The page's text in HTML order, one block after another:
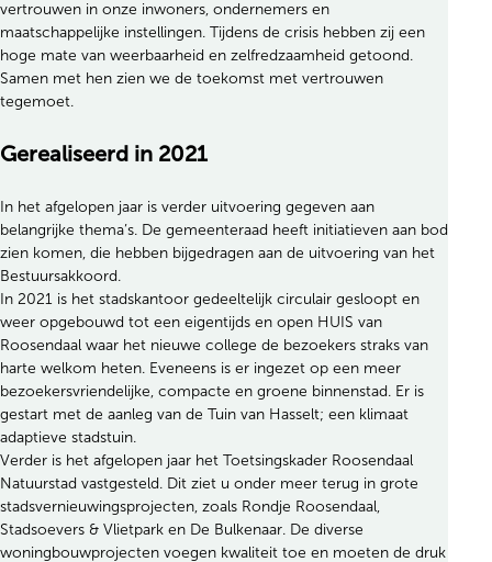
vertrouwen in onze inwoners, ondernemers en
maatschappelijke instellingen. Tijdens de crisis hebben zij een
hoge mate van weerbaarheid en zelfredzaamheid getoond.
Samen met hen zien we de toekomst met vertrouwen
tegemoet.
Gerealiseerd in 2021
In het afgelopen jaar is verder uitvoering gegeven aan
belangrijke thema’s. De gemeenteraad heeft initiatieven aan bod
zien komen, die hebben bijgedragen aan de uitvoering van het
Bestuursakkoord.
In 2021 is het stadskantoor gedeeltelijk circulair gesloopt en
weer opgebouwd tot een eigentijds en open HUIS van
Roosendaal waar het nieuwe college de bezoekers straks van
harte welkom heten. Eveneens is er ingezet op een meer
bezoekersvriendelijke, compacte en groene binnenstad. Er is
gestart met de aanleg van de Tuin van Hasselt; een klimaat
adaptieve stadstuin.
Verder is het afgelopen jaar het Toetsingskader Roosendaal
Natuurstad vastgesteld. Dit ziet u onder meer terug in grote
stadsvernieuwingsprojecten, zoals Rondje Roosendaal,
Stadsoevers & Vlietpark en De Bulkenaar. De diverse
woningbouwprojecten voegen kwaliteit toe en moeten de druk